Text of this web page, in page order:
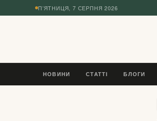
П’ЯТНИЦЯ, 7 СЕРПНЯ 2026
НОВИНИ СТАТТІ БЛОГИ